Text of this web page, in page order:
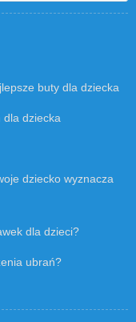
buty dla dziecka
dziecka
dziecko wyznacza
dla dzieci?
ubrań?